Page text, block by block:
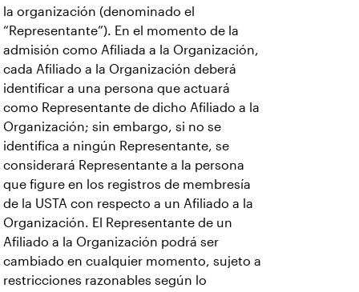
la organización (denominado el
“Representante”). En el momento de la
admisión como Afiliada a la Organización,
cada Afiliado a la Organización deberá
identificar a una persona que actuará
como Representante de dicho Afiliado a la
Organización; sin embargo, si no se
identifica a ningún Representante, se
considerará Representante a la persona
que figure en los registros de membresía
de la USTA con respecto a un Afiliado a la
Organización. El Representante de un
Afiliado a la Organización podrá ser
cambiado en cualquier momento, sujeto a
restricciones razonables según lo